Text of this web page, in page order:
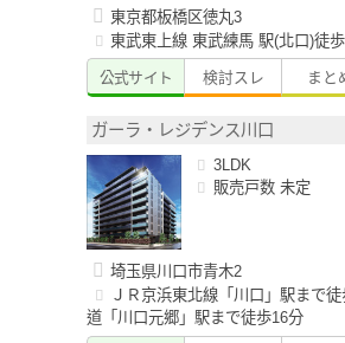
東京都板橋区徳丸3
東武東上線 東武練馬 駅(北口)徒
公式サイト 検討スレ まと
ガーラ・レジデンス川口
3LDK
販売戸数 未定
埼玉県川口市青木2
ＪＲ京浜東北線「川口」駅まで
道「川口元郷」駅まで徒歩16分